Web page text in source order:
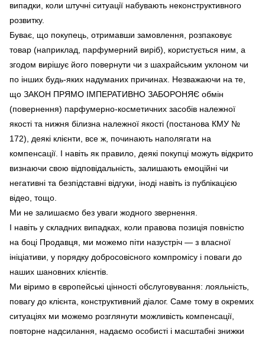
випадки, коли штучні ситуації набувають неконструктивного
розвитку.
Буває, що покупець, отримавши замовлення, розпаковує
товар (наприклад, парфумерний виріб), користується ним, а
згодом вирішує його повернути чи з шахрайським уклоном чи
по інших будь-яких надуманих причинах. Незважаючи на те,
що ЗАКОН ПРЯМО ІМПЕРАТИВНО ЗАБОРОНЯЄ обмін
(повернення) парфумерно-косметичних засобів належної
якості та нижня білизна належної якості (постанова КМУ №
172), деякі клієнти, все ж, починають наполягати на
компенсації. І навіть як правило, деякі покупці можуть відкрито
визнаючи свою відповідальність, залишають емоційні чи
негативні та безпідставні відгуки, іноді навіть із публікацією
відео, тощо.
Ми не залишаємо без уваги жодного звернення.
І навіть у складних випадках, коли правова позиція повністю
на боці Продавця, ми можемо піти назустріч — з власної
ініціативи, у порядку добросовісного компромісу і поваги до
наших шановних клієнтів.
Ми віримо в європейські цінності обслуговування: лояльність,
повагу до клієнта, конструктивний діалог. Саме тому в окремих
ситуаціях ми можемо розглянути можливість компенсації,
повторне надсилання, надаємо особисті і масштабні знижки